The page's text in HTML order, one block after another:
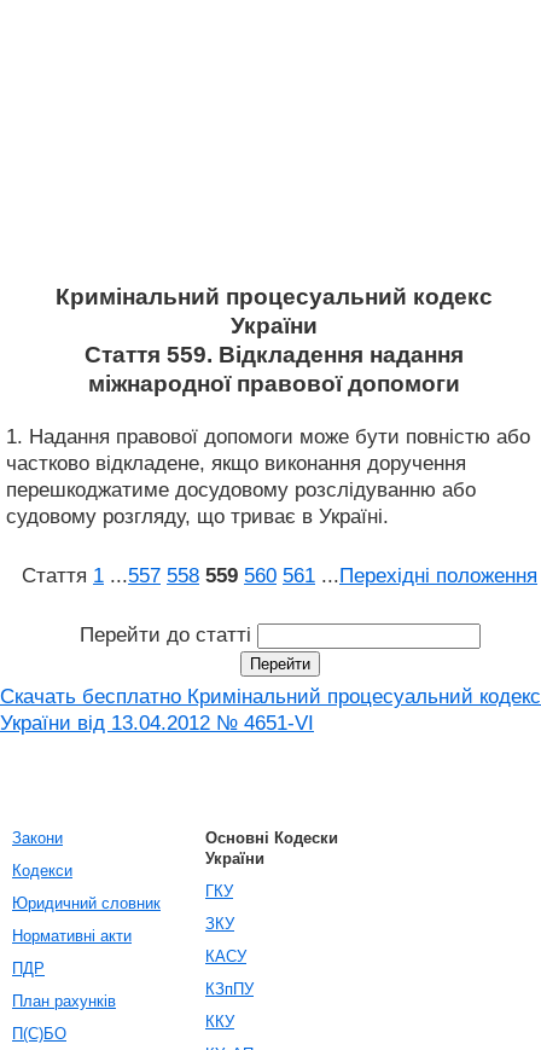
Кримінальний процесуальний кодекс
України
Стаття 559. Відкладення надання
міжнародної правової допомоги
1. Надання правової допомоги може бути повністю або
частково відкладене, якщо виконання доручення
перешкоджатиме досудовому розслідуванню або
судовому розгляду, що триває в Україні.
Стаття 1 ...557 558 559 560 561 ...Перехідні положення
Перейти до статті
Скачать бесплатно Кримінальний процесуальний кодекс
України від 13.04.2012 № 4651-VI
Закони
Кодекси
Юридичний словник
Нормативні акти
ПДР
План рахунків
П(С)БО
Основні Кодески
України
ГКУ
ЗКУ
КАСУ
КЗпПУ
ККУ